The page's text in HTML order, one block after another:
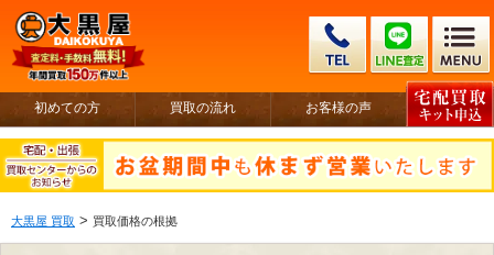
初めての方 買取の流れ お客様の声
大黒屋 買取 > 買取価格の根拠